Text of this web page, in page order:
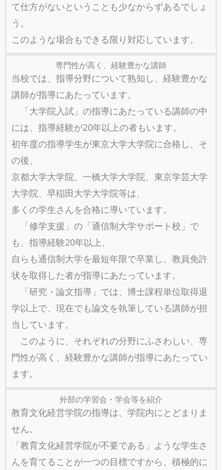
て仕方がないということも少なからずあるでしょ
う。
このような場合もできる限り対応しています。
専門性が高く、経験豊かな講師
当校では、指導分野について熟知し、経験豊かな
講師が指導にあたっています。
「大学院入試」の指導にあたっている講師の中
には、指導経験が20年以上の者もいます。
初年度の指導学生が東京大学大学院に合格し、そ
の後、
京都大学大学院、一橋大学大学院、東京学芸大学
大学院、早稲田大学大学院等は、
多くの学生さんを合格に導いています。
「修学支援」の「通信制大学サポート校」で
も、指導経験20年以上、
自らも通信制大学を最短年限で卒業し、教員免許
状を取得した者が指導にあたっています。
「研究・論文指導」では、博士課程単位取得退
学以上で、現在でも論文を執筆している講師が担
当しています。
このように、それぞれの分野にふさわしい、専
門性が高く、経験豊かな講師が指導にあたってい
ます。
外部の学習会・学会等を紹介
教育文化経営学院の指導は、学院内にとどまりま
せん。
「教育文化経営学院が不要である」ような学生さ
んを育てることが一つの目標ですから、積極的に